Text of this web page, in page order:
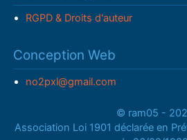
RGPD & Droits d'auteur
Conception Web
no2pxl@gmail.com
© ram05 -
Association Loi 1901 déclarée en